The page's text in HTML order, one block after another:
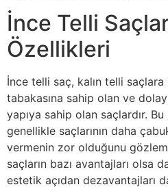
İnce Telli
Özellikleri
İnce telli saç, kalın telli
tabakasına sahip olan ve
yapıya sahip olan saçlardır.
genellikle saçlarının daha
vermenin zor olduğunu
saçların bazı avantajları olsa
estetik açıdan dezavantajları